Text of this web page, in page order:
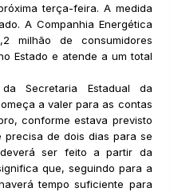
terça-feira. A medida
A Companhia Energética
milhão de consumidores
Estado e atende a um total
Secretaria Estadual da
a valer para as contas
conforme estava previsto
de dois dias para se
ser feito a partir da
que, seguindo para a
tempo suficiente para